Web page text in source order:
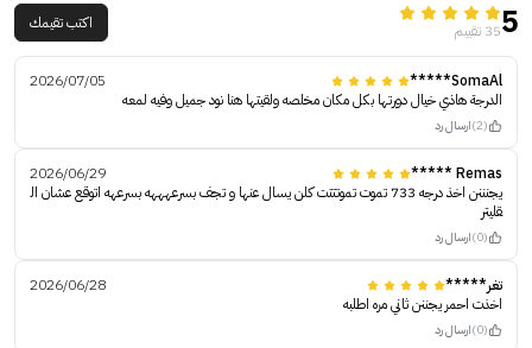
535 تقييم اكتب تقيمك
SomaAl*****
2026/07/05
الدرجة هاذي خيال دورتها بكل مكان مخلصه ولقيتها هنا نود جميل وفيه لمعه
(2) ارسال رد
Remas *****
2026/06/29
يجنننن اخذ درجه 733 تموت تموتتتت كلن يسال عنها و تجف بسرعهههه بسرعهه اتوقع عشان ال
قليتر
(0) ارسال رد
تغر*****
2026/06/28
اخذت احمر يجننن ثاني مره اطلبه
(0) ارسال رد